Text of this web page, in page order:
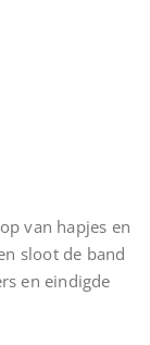
van hapjes en
sloot de band
en eindigde